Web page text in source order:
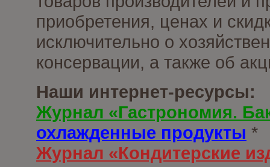
приобретения, ценах и
исключительно о
консервации, а также об
Наши интернет-ресурсы:
Журнал «Гастрономия.
охлажденные продукты *
Журнал «Кондитерские